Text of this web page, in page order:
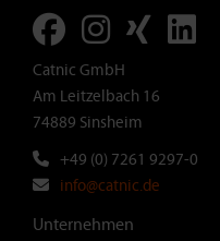
Catnic GmbH
Am Leitzelbach 16
74889 Sinsheim
+49 (0) 7261 9297-0
info@catnic.de
Unternehmen